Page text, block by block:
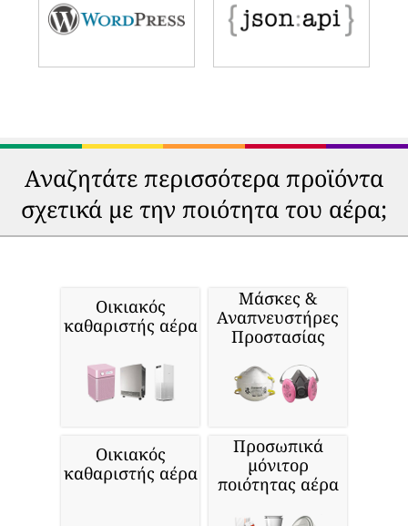
Αναζητάτε περισσότερα προϊόντα
σχετικά με την ποιότητα του αέρα;
Οικιακός
καθαριστής αέρα
Μάσκες &
Αναπνευστήρες
Προστασίας
Οικιακός
καθαριστής αέρα
Προσωπικά
μόνιτορ
ποιότητας αέρα